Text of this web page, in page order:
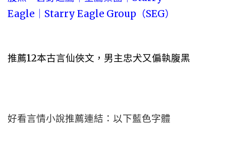
推薦12本古言仙俠文，男主忠犬又偏執腹黑
好看言情小說推薦連結：以下藍色字體